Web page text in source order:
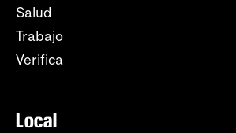
Salud
Trabajo
Verifica
Local